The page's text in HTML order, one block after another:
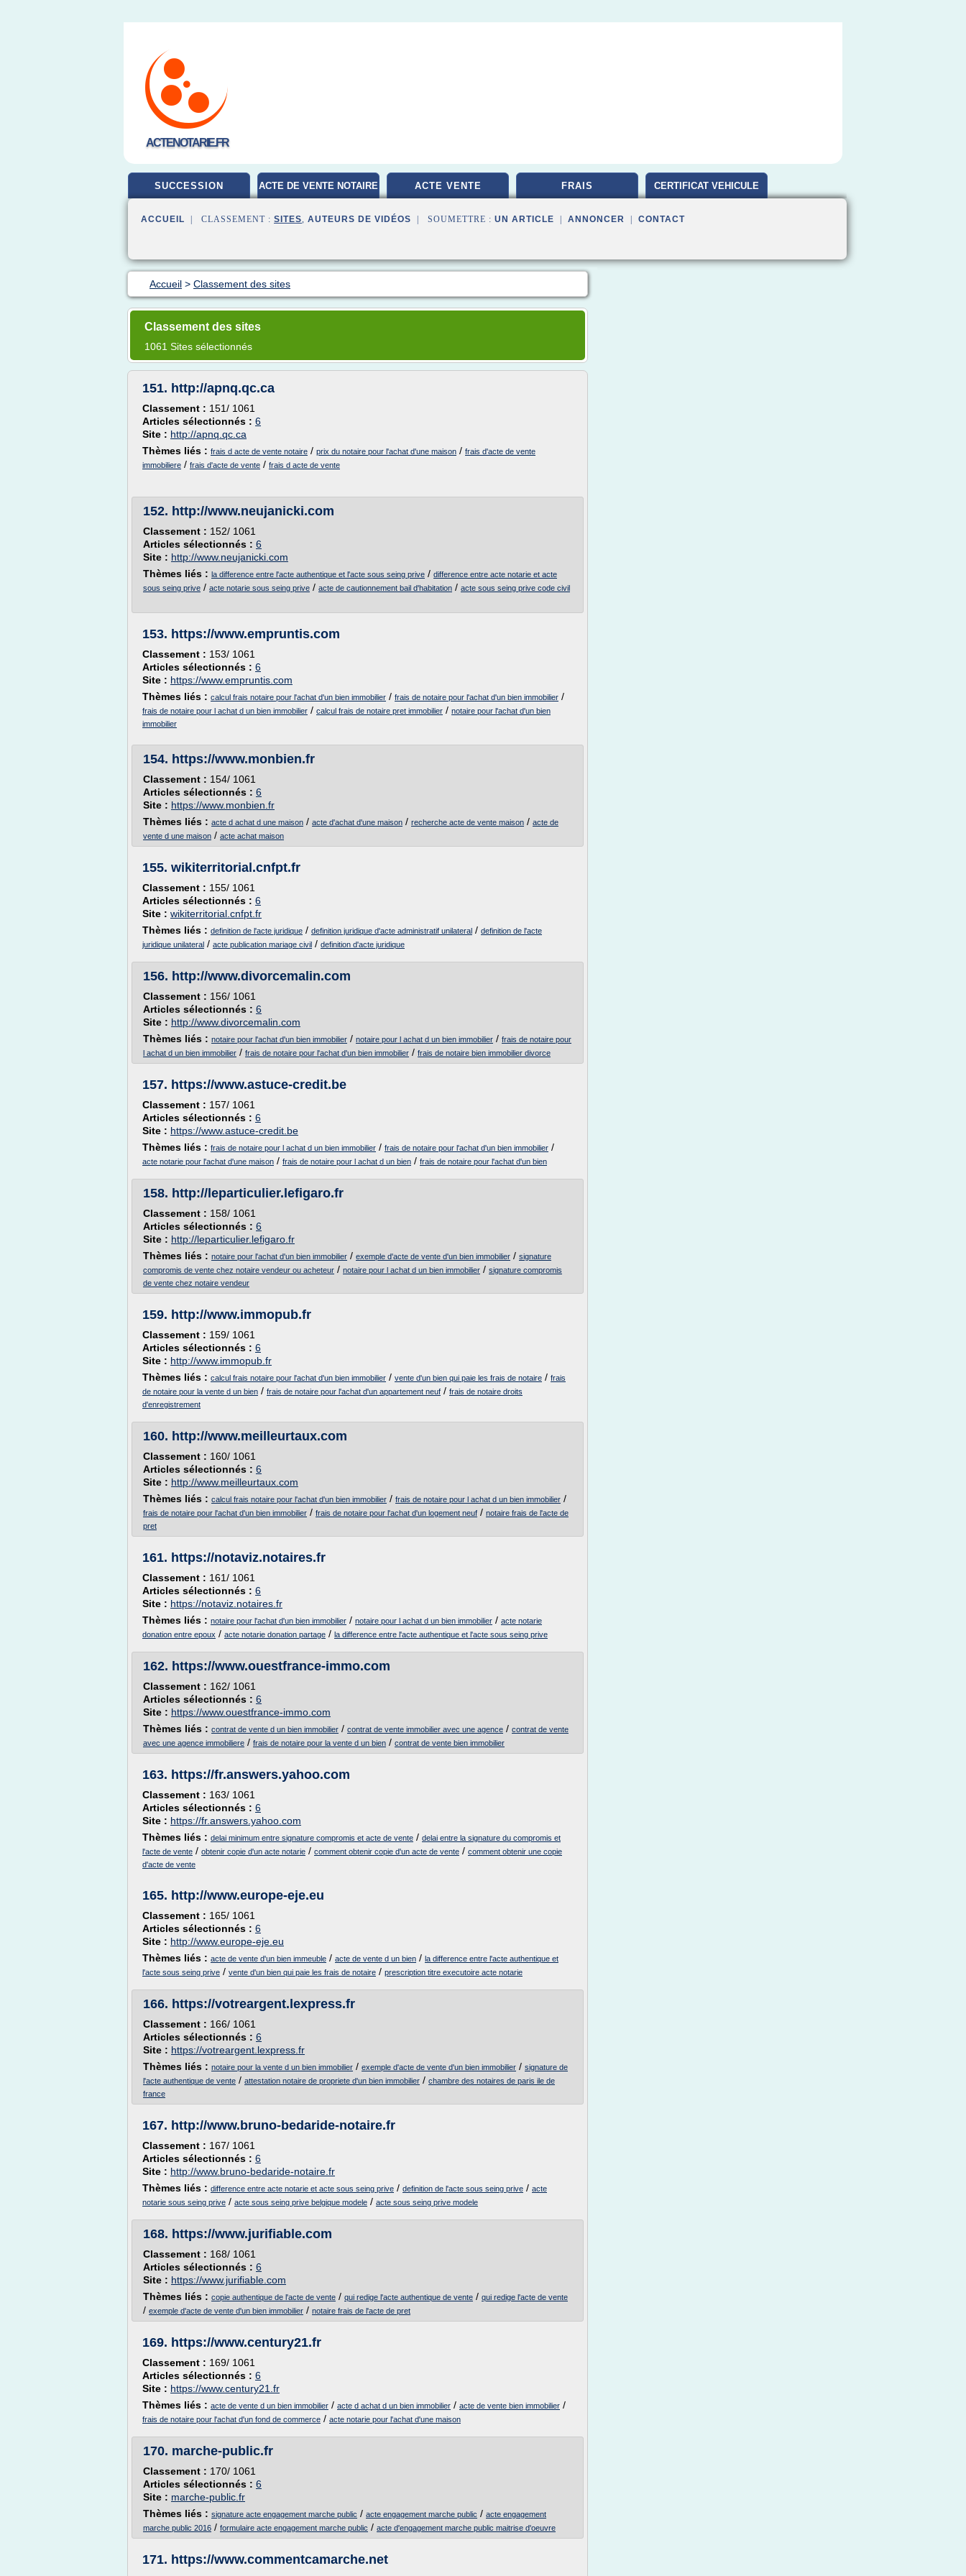
ACTENOTARIE.FR
SUCCESSION ACTE DE VENTE NOTAIRE ACTE VENTE FRAIS CERTIFICAT VEHICULE
ACCUEIL | CLASSEMENT : SITES, AUTEURS DE VIDÉOS | SOUMETTRE : UN ARTICLE ANNONCER CONTACT
Accueil > Classement des sites
Classement des sites
1061 Sites sélectionnés
151. http://apnq.qc.ca
Classement : 151/ 1061
Articles sélectionnés : 6
Site : http://apnq.qc.ca
Thèmes liés : frais d acte de vente notaire / prix du notaire pour l'achat d'une maison / frais d'acte de vente
immobiliere / frais d'acte de vente / frais d acte de vente
152. http://www.neujanicki.com
Classement : 152/ 1061
Articles sélectionnés : 6
Site : http://www.neujanicki.com
Thèmes liés : la difference entre l'acte authentique et l'acte sous seing prive / difference entre acte notarie et acte
sous seing prive / acte notarie sous seing prive / acte de cautionnement bail d'habitation / acte sous seing prive code civil
153. https://www.empruntis.com
Classement : 153/ 1061
Articles sélectionnés : 6
Site : https://www.empruntis.com
Thèmes liés : calcul frais notaire pour l'achat d'un bien immobilier / frais de notaire pour l'achat d'un bien immobilier /
frais de notaire pour l achat d un bien immobilier / calcul frais de notaire pret immobilier / notaire pour l'achat d'un bien
immobilier
154. https://www.monbien.fr
Classement : 154/ 1061
Articles sélectionnés : 6
Site : https://www.monbien.fr
Thèmes liés : acte d achat d une maison / acte d'achat d'une maison / recherche acte de vente maison / acte de
vente d une maison / acte achat maison
155. wikiterritorial.cnfpt.fr
Classement : 155/ 1061
Articles sélectionnés : 6
Site : wikiterritorial.cnfpt.fr
Thèmes liés : definition de l'acte juridique / definition juridique d'acte administratif unilateral / definition de l'acte
juridique unilateral / acte publication mariage civil / definition d'acte juridique
156. http://www.divorcemalin.com
Classement : 156/ 1061
Articles sélectionnés : 6
Site : http://www.divorcemalin.com
Thèmes liés : notaire pour l'achat d'un bien immobilier / notaire pour l achat d un bien immobilier / frais de notaire pour
l achat d un bien immobilier / frais de notaire pour l'achat d'un bien immobilier / frais de notaire bien immobilier divorce
157. https://www.astuce-credit.be
Classement : 157/ 1061
Articles sélectionnés : 6
Site : https://www.astuce-credit.be
Thèmes liés : frais de notaire pour l achat d un bien immobilier / frais de notaire pour l'achat d'un bien immobilier /
acte notarie pour l'achat d'une maison / frais de notaire pour l achat d un bien / frais de notaire pour l'achat d'un bien
158. http://leparticulier.lefigaro.fr
Classement : 158/ 1061
Articles sélectionnés : 6
Site : http://leparticulier.lefigaro.fr
Thèmes liés : notaire pour l'achat d'un bien immobilier / exemple d'acte de vente d'un bien immobilier / signature
compromis de vente chez notaire vendeur ou acheteur / notaire pour l achat d un bien immobilier / signature compromis
de vente chez notaire vendeur
159. http://www.immopub.fr
Classement : 159/ 1061
Articles sélectionnés : 6
Site : http://www.immopub.fr
Thèmes liés : calcul frais notaire pour l'achat d'un bien immobilier / vente d'un bien qui paie les frais de notaire / frais
de notaire pour la vente d un bien / frais de notaire pour l'achat d'un appartement neuf / frais de notaire droits
d'enregistrement
160. http://www.meilleurtaux.com
Classement : 160/ 1061
Articles sélectionnés : 6
Site : http://www.meilleurtaux.com
Thèmes liés : calcul frais notaire pour l'achat d'un bien immobilier / frais de notaire pour l achat d un bien immobilier /
frais de notaire pour l'achat d'un bien immobilier / frais de notaire pour l'achat d'un logement neuf / notaire frais de l'acte de
pret
161. https://notaviz.notaires.fr
Classement : 161/ 1061
Articles sélectionnés : 6
Site : https://notaviz.notaires.fr
Thèmes liés : notaire pour l'achat d'un bien immobilier / notaire pour l achat d un bien immobilier / acte notarie
donation entre epoux / acte notarie donation partage / la difference entre l'acte authentique et l'acte sous seing prive
162. https://www.ouestfrance-immo.com
Classement : 162/ 1061
Articles sélectionnés : 6
Site : https://www.ouestfrance-immo.com
Thèmes liés : contrat de vente d un bien immobilier / contrat de vente immobilier avec une agence / contrat de vente
avec une agence immobiliere / frais de notaire pour la vente d un bien / contrat de vente bien immobilier
163. https://fr.answers.yahoo.com
Classement : 163/ 1061
Articles sélectionnés : 6
Site : https://fr.answers.yahoo.com
Thèmes liés : delai minimum entre signature compromis et acte de vente / delai entre la signature du compromis et
l'acte de vente / obtenir copie d'un acte notarie / comment obtenir copie d'un acte de vente / comment obtenir une copie
d'acte de vente
165. http://www.europe-eje.eu
Classement : 165/ 1061
Articles sélectionnés : 6
Site : http://www.europe-eje.eu
Thèmes liés : acte de vente d'un bien immeuble / acte de vente d un bien / la difference entre l'acte authentique et
l'acte sous seing prive / vente d'un bien qui paie les frais de notaire / prescription titre executoire acte notarie
166. https://votreargent.lexpress.fr
Classement : 166/ 1061
Articles sélectionnés : 6
Site : https://votreargent.lexpress.fr
Thèmes liés : notaire pour la vente d un bien immobilier / exemple d'acte de vente d'un bien immobilier / signature de
l'acte authentique de vente / attestation notaire de propriete d'un bien immobilier / chambre des notaires de paris ile de
france
167. http://www.bruno-bedaride-notaire.fr
Classement : 167/ 1061
Articles sélectionnés : 6
Site : http://www.bruno-bedaride-notaire.fr
Thèmes liés : difference entre acte notarie et acte sous seing prive / definition de l'acte sous seing prive / acte
notarie sous seing prive / acte sous seing prive belgique modele / acte sous seing prive modele
168. https://www.jurifiable.com
Classement : 168/ 1061
Articles sélectionnés : 6
Site : https://www.jurifiable.com
Thèmes liés : copie authentique de l'acte de vente / qui redige l'acte authentique de vente / qui redige l'acte de vente
/ exemple d'acte de vente d'un bien immobilier / notaire frais de l'acte de pret
169. https://www.century21.fr
Classement : 169/ 1061
Articles sélectionnés : 6
Site : https://www.century21.fr
Thèmes liés : acte de vente d un bien immobilier / acte d achat d un bien immobilier / acte de vente bien immobilier /
frais de notaire pour l'achat d'un fond de commerce / acte notarie pour l'achat d'une maison
170. marche-public.fr
Classement : 170/ 1061
Articles sélectionnés : 6
Site : marche-public.fr
Thèmes liés : signature acte engagement marche public / acte engagement marche public / acte engagement
marche public 2016 / formulaire acte engagement marche public / acte d'engagement marche public maitrise d'oeuvre
171. https://www.commentcamarche.net